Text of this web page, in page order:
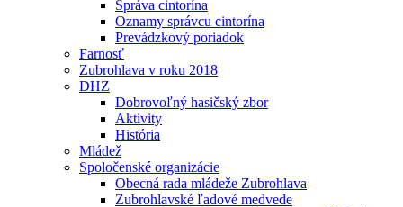
Správa cintorína
Oznamy správcu cintorína
Prevádzkový poriadok
Farnosť
Zubrohlava v roku 2018
DHZ
Dobrovoľný hasičský zbor
Aktivity
História
Mládež
Spoločenské organizácie
Obecná rada mládeže Zubrohlava
Zubrohlavské ľadové medvede